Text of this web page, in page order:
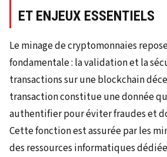
ET ENJEUX ESSENTIELS
Le minage de cryptomonnaies
fondamentale : la validation et la
transactions sur une blockchain
transaction constitue une donnée
authentifier pour éviter fraudes et
Cette fonction est assurée par les
des ressources informatiques